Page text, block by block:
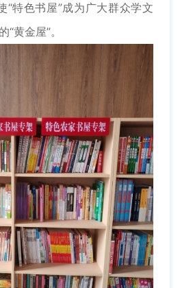
“特色书屋”成为广大群众学文
黄金屋”。